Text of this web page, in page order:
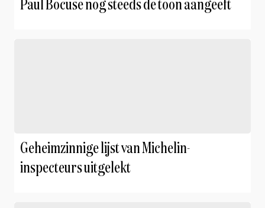
Paul Bocuse nog steeds de toon aangeeft
Geheimzinnige lijst van Michelin-
inspecteurs uitgelekt